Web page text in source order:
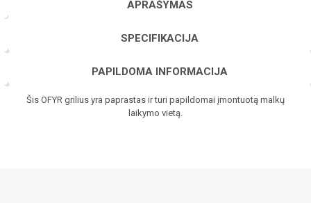
APRAŠYMAS
SPECIFIKACIJA
PAPILDOMA INFORMACIJA
Šis OFYR grilius yra paprastas ir turi papildomai įmontuotą malkų
laikymo vietą.